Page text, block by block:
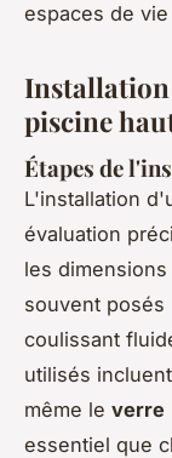
espaces de
Installation
piscine
Étapes de
L'installation
évaluation
les
souvent posés
coulissant
utilisés
même le verre
essentiel que